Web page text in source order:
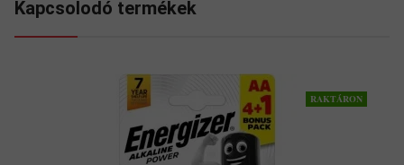
Kapcsolodó termékek
RAKTÁRON